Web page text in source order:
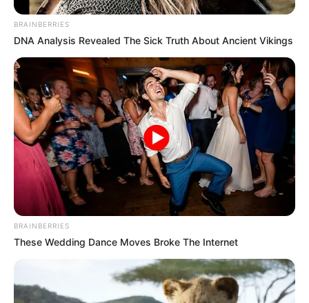
TV Couples Who Would Never Be Together: 9 Is
Just Too Weird
BRAINBERRIES
BRAINBERRIES
DNA Analysis Revealed The Sick Truth About Ancient Vikings
BRAINBERRIES
These Wedding Dance Moves Broke The Internet